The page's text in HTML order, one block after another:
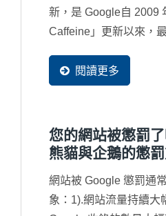
新，是 Google自 2009
Caffeine」更新以來，
閱讀更多
您的網站被懲罰
熊貓與企鵝的懲
網站被 Google 懲罰通
象：1).網站流量持續大